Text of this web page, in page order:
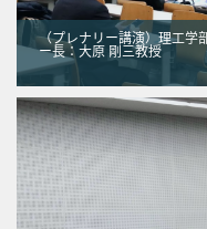
（プレナリー講演）理工
ー長：大原 剛三教授